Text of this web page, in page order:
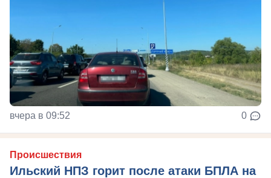
вчера в 09:52 0
Происшествия
Ильский НПЗ горит после атаки БПЛА на